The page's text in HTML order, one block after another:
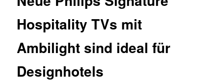
Hospitality TVs mit
Ambilight sind ideal für
Designhotels